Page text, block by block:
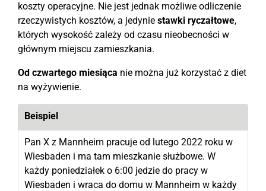
koszty operacyjne. Nie jest jednak możliwe odliczenie
rzeczywistych kosztów, a jedynie stawki ryczałtowe,
których wysokość zależy od czasu nieobecności w
głównym miejscu zamieszkania.
Od czwartego miesiąca nie można już korzystać z diet
na wyżywienie.
Beispiel
Pan X z Mannheim pracuje od lutego 2022 roku w
Wiesbaden i ma tam mieszkanie służbowe. W
każdy poniedziałek o 6:00 jedzie do pracy w
Wiesbaden i wraca do domu w Mannheim w każdy